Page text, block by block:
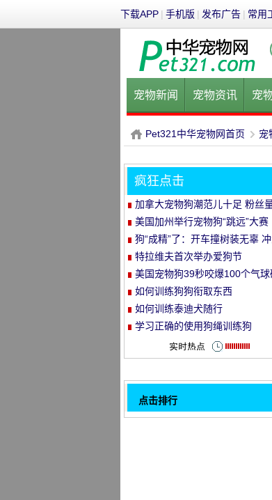
下载APP | 手机版 | 发布广告 | 常用
宠物新闻 宠物资讯 宠
健康饮食 宠物美容 宠
P
et
Pet321中华宠物网首页
›
宠
疯狂点击
加拿大宠物狗潮范儿十足 粉丝
美国加州举行宠物狗“跳远”大赛
狗“成精”了：开车撞树装无辜
精
特拉维夫首次举办爱狗节
美国宠物狗39秒咬爆100个气
录
如何训练狗狗衔取东西
如何训练泰迪犬随行
学习正确的使用狗绳训练狗
点击排行